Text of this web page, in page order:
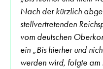
Nach der kürzlich
stellvertretenden
vom deutschen
ein „Bis hierher und
werden wird, folgte am